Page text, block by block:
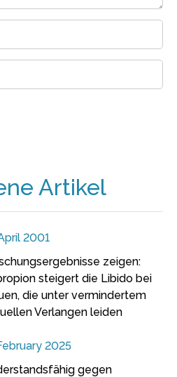
Artikel
2001
zeigen:
steigert die Libido bei
die unter vermindertem
Verlangen leiden
2025
gegen